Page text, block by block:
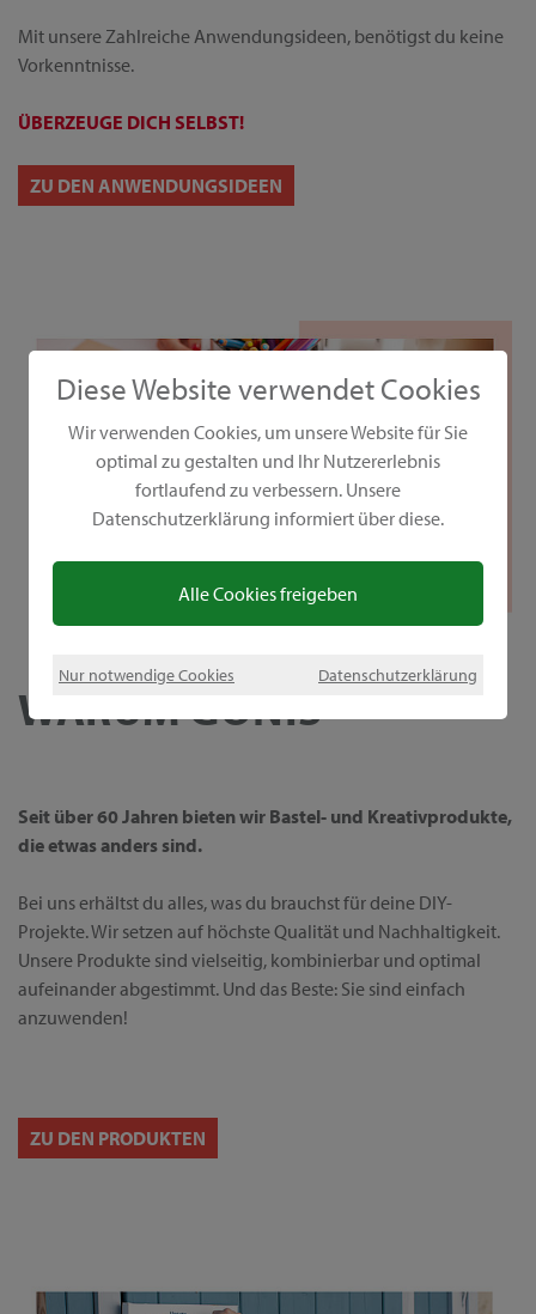
Diese Website verwendet Cookies
Wir verwenden Cookies, um unsere Website für Sie
optimal zu gestalten und Ihr Nutzererlebnis
fortlaufend zu verbessern. Unsere
Datenschutzerklärung informiert über diese.
Alle Cookies freigeben
Nur notwendige Cookies Datenschutzerklärung
Mit unsere Zahlreiche Anwendungsideen, benötigst du keine
Vorkenntnisse.
ÜBERZEUGE DICH SELBST!
ZU DEN ANWENDUNGSIDEEN
WARUM GONIS
Seit über 60 Jahren bieten wir Bastel- und Kreativprodukte,
die etwas anders sind.
Bei uns erhältst du alles, was du brauchst für deine DIY-
Projekte. Wir setzen auf höchste Qualität und Nachhaltigkeit.
Unsere Produkte sind vielseitig, kombinierbar und optimal
aufeinander abgestimmt. Und das Beste: Sie sind einfach
anzuwenden!
ZU DEN PRODUKTEN